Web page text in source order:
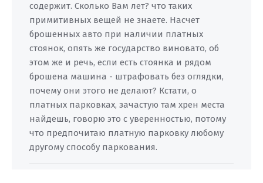
содержит. Сколько Вам лет? что таких
примитивных вещей не знаете. Насчет
брошенных авто при наличии платных
стоянок, опять же государство виновато, об
этом же и речь, если есть стоянка и рядом
брошена машина - штрафовать без оглядки,
почему они этого не делают? Кстати, о
платных парковках, зачастую там хрен места
найдешь, говорю это с уверенностью, потому
что предпочитаю платную парковку любому
другому способу паркования.